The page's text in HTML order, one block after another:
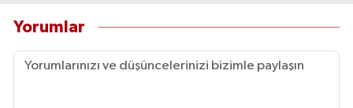
Yorumlar